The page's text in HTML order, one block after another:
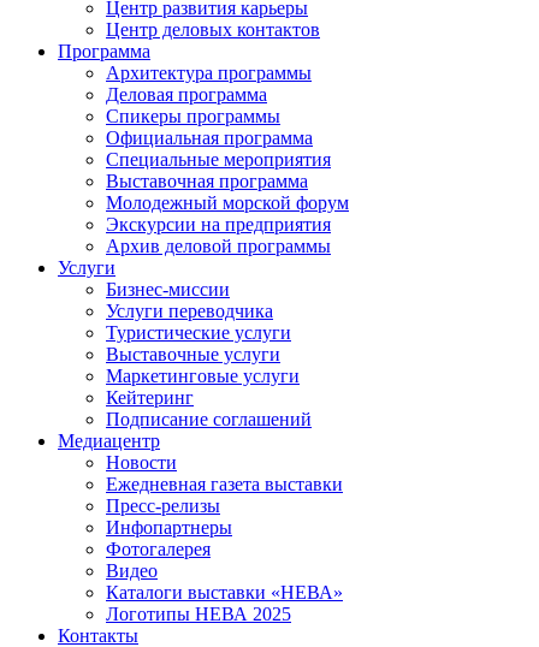
Центр развития карьеры
Центр деловых контактов
Программа
Архитектура программы
Деловая программа
Спикеры программы
Официальная программа
Специальные мероприятия
Выставочная программа
Молодежный морской форум
Экскурсии на предприятия
Архив деловой программы
Услуги
Бизнес-миссии
Услуги переводчика
Туристические услуги
Выставочные услуги
Маркетинговые услуги
Кейтеринг
Подписание соглашений
Медиацентр
Новости
Ежедневная газета выставки
Пресс-релизы
Инфопартнеры
Фотогалерея
Видео
Каталоги выставки «НЕВА»
Логотипы НЕВА 2025
Контакты